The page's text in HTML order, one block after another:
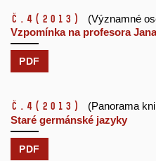
č.4 (2013)
(Významné
Vzpomínka na profesora
PDF
č.4 (2013)
(Panorama
Staré germánské jazyky
PDF